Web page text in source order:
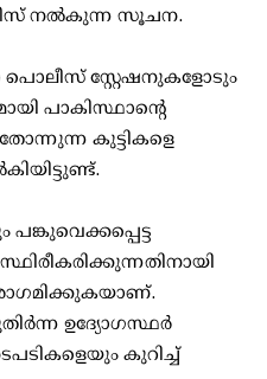
നല്‍കുന്ന സൂചന.
പൊലീസ് സ്റ്റേഷനുകളോടും
പാകിസ്ഥാന്റെ
കുട്ടികളെ
ഉദ്യോഗസ്ഥര്‍
കുറിച്ച്